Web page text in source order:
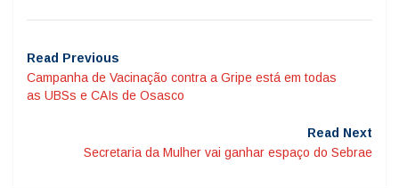
Read Previous
Campanha de Vacinação contra a Gripe está em todas
as UBSs e CAIs de Osasco
Read Next
Secretaria da Mulher vai ganhar espaço do Sebrae